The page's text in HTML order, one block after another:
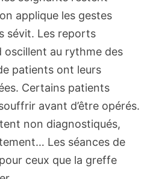
applique les gestes
sévit. Les reports
oscillent au rythme des
patients ont leurs
Certains patients
avant d’être opérés.
non diagnostiqués,
Les séances de
ceux que la greffe